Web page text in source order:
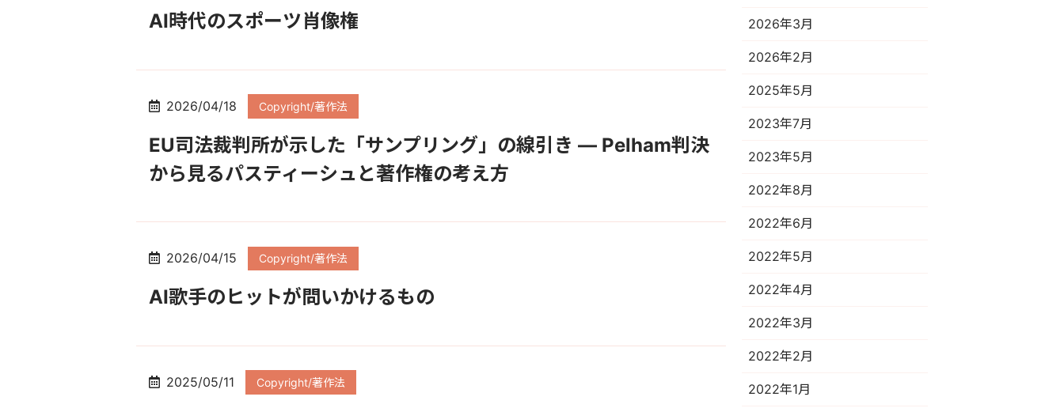
AI時代のスポーツ肖像権
2026/04/18 Copyright/著作法
EU司法裁判所が示した「サンプリング」の線引き — Pelham判決
から見るパスティーシュと著作権の考え方
2026/04/15 Copyright/著作法
AI歌手のヒットが問いかけるもの
2025/05/11 Copyright/著作法
2026年3月
2026年2月
2025年5月
2023年7月
2023年5月
2022年8月
2022年6月
2022年5月
2022年4月
2022年3月
2022年2月
2022年1月